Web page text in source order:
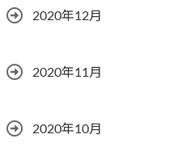
2020年12月
2020年11月
2020年10月